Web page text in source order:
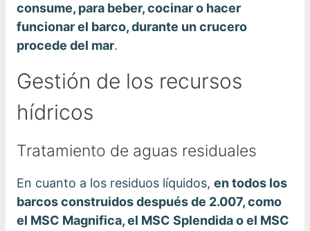
consume, para beber, cocinar o hacer
funcionar el barco, durante un crucero
procede del mar.
Gestión de los recursos
hídricos
Tratamiento de aguas residuales
En cuanto a los residuos líquidos, en todos los
barcos construidos después de 2.007, como
el MSC Magnifica, el MSC Splendida o el MSC